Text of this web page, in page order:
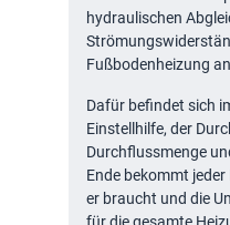
hydraulischen
Fußbodenheizung
Dafür befindet sich
Einstellhilfe, der
Durchflussmenge
Ende bekommt
er braucht und die